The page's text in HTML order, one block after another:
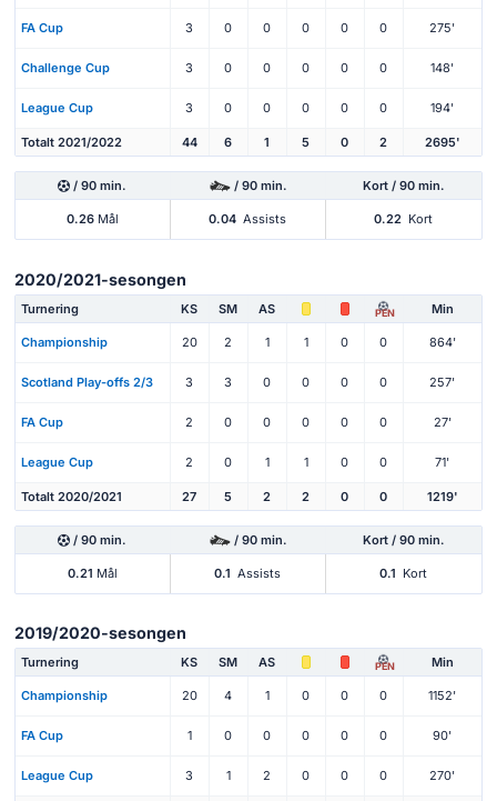
FA Cup 3 0 0 0 0 0 275'
Challenge Cup 3 0 0 0 0 0 148'
League Cup 3 0 0 0 0 0 194'
Totalt 2021/2022 44 6 1 5 0 2 2695'
/ 90 min. / 90 min. Kort / 90 min.
0.26Mål 0.04 Assists 0.22 Kort
2020/2021-sesongen
Turnering KS SM AS PEN Min
Championship 20 2 1 1 0 0 864'
Scotland Play-offs 2/3 3 3 0 0 0 0 257'
FA Cup 2 0 0 0 0 0 27'
League Cup 2 0 1 1 0 0 71'
Totalt 2020/2021 27 5 2 2 0 0 1219'
/ 90 min. / 90 min. Kort / 90 min.
0.21 Mål 0.1 Assists 0.1 Kort
2019/2020-sesongen
Turnering KS SM AS PEN Min
Championship 20 4 1 0 0 0 1152'
FA Cup 1 0 0 0 0 0 90'
League Cup 3 1 2 0 0 0 270'